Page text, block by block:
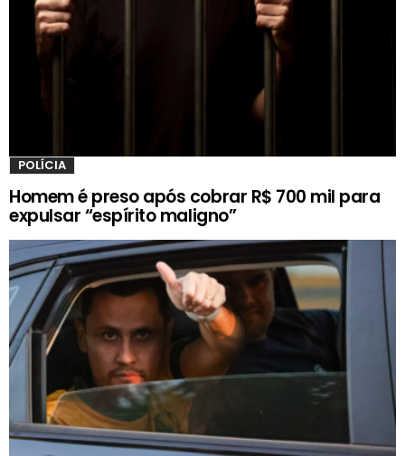
POLÍCIA
Homem é preso após cobrar R$ 700 mil para
expulsar “espírito maligno”